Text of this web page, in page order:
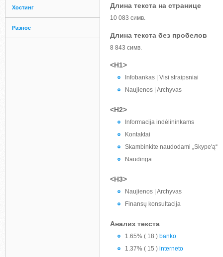
Хостинг
Разное
Длина текста на странице
10 083 симв.
Длина текста без пробелов
8 843 симв.
<H1>
Infobankas | Visi straipsniai
Naujienos | Archyvas
<H2>
Informacija indėlininkams
Kontaktai
Skambinkite naudodami „Skype'ą“
Naudinga
<H3>
Naujienos | Archyvas
Finansų konsultacija
Анализ текста
1.65% ( 18 ) banko
1.37% ( 15 ) interneto